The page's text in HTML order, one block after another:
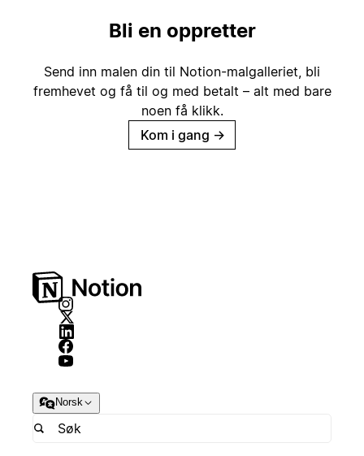
Bli en oppretter
Send inn malen din til Notion-malgalleriet, bli
fremhevet og få til og med betalt – alt med bare
noen få klikk.
Kom i gang →
Norsk